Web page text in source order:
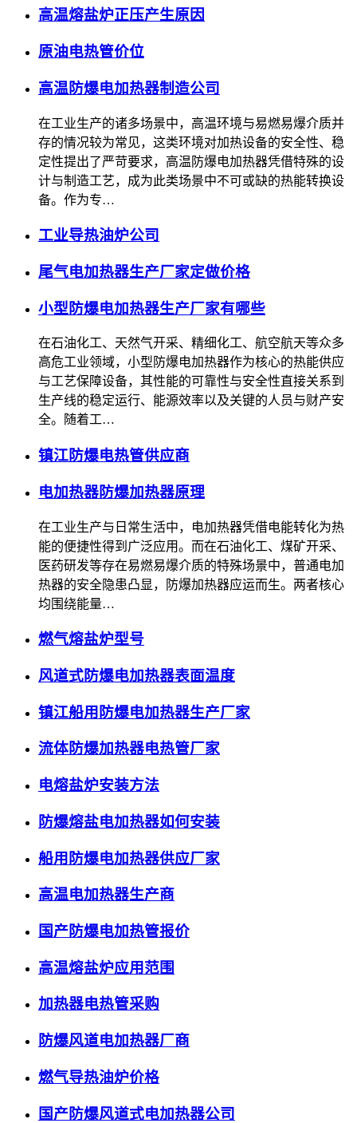
高温熔盐炉正压产生原因
原油电热管价位
高温防爆电加热器制造公司
在工业生产的诸多场景中，高温环境与易燃易爆介质并
存的情况较为常见，这类环境对加热设备的安全性、稳
定性提出了严苛要求，高温防爆电加热器凭借特殊的设
计与制造工艺，成为此类场景中不可或缺的热能转换设
备。作为专…
工业导热油炉公司
尾气电加热器生产厂家定做价格
小型防爆电加热器生产厂家有哪些
在石油化工、天然气开采、精细化工、航空航天等众多
高危工业领域，小型防爆电加热器作为核心的热能供应
与工艺保障设备，其性能的可靠性与安全性直接关系到
生产线的稳定运行、能源效率以及关键的人员与财产安
全。随着工…
镇江防爆电热管供应商
电加热器防爆加热器原理
在工业生产与日常生活中，电加热器凭借电能转化为热
能的便捷性得到广泛应用。而在石油化工、煤矿开采、
医药研发等存在易燃易爆介质的特殊场景中，普通电加
热器的安全隐患凸显，防爆加热器应运而生。两者核心
均围绕能量…
燃气熔盐炉型号
风道式防爆电加热器表面温度
镇江船用防爆电加热器生产厂家
流体防爆加热器电热管厂家
电熔盐炉安装方法
防爆熔盐电加热器如何安装
船用防爆电加热器供应厂家
高温电加热器生产商
国产防爆电加热管报价
高温熔盐炉应用范围
加热器电热管采购
防爆风道电加热器厂商
燃气导热油炉价格
国产防爆风道式电加热器公司